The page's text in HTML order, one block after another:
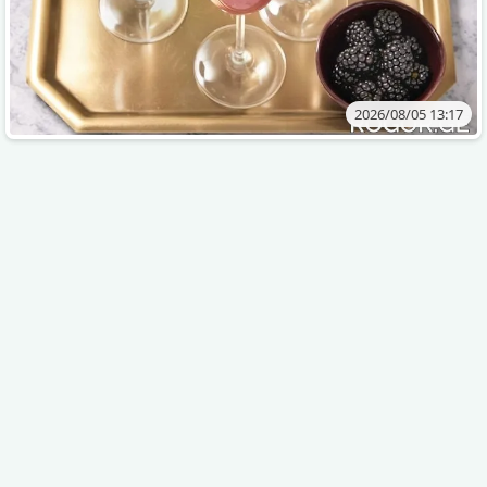
2026/08/05 13:17